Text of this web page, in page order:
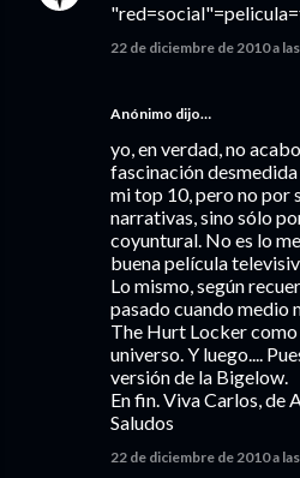
22 de diciembre de 2010 a
Anónimo dijo…
yo, en verdad, no
fascinación
mi top 10, pero no por
narrativas, sino sólo
coyuntural. No es lo
buena película
Lo mismo, según
pasado cuando medio
The Hurt Locker
universo. Y luego....
versión de la Bigelow.
En fin. Viva Carlos, de
Saludos
22 de diciembre de 2010 a